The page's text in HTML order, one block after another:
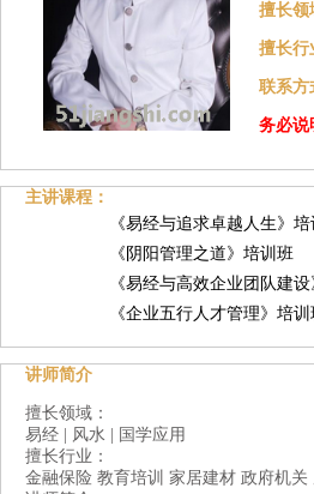
擅长领
擅长行
联系方
务必说
主讲课程：
《易经与追求卓越人生》
《阴阳管理之道》培训班
《易经与高效企业团队建
《企业五行人才管理》培训
讲师简介
擅长领域：
易经 | 风水 | 国学应用
擅长行业：
金融保险 教育培训 家居建材 政府机关